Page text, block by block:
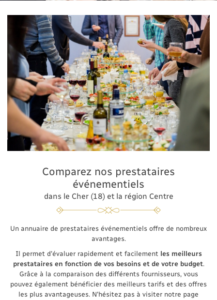
Comparez nos prestataires
événementiels
dans le Cher (18) et la région Centre
Un annuaire de prestataires événementiels offre de nombreux
avantages.
Il permet d'évaluer rapidement et facilement les meilleurs
prestataires en fonction de vos besoins et de votre budget.
Grâce à la comparaison des différents fournisseurs, vous
pouvez également bénéficier des meilleurs tarifs et des offres
les plus avantageuses. N'hésitez pas à visiter notre page